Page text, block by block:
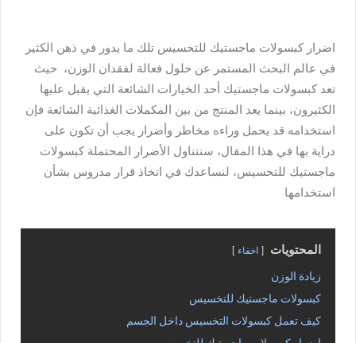
اضرار كبسولات ماجستيك للتخسيس تلك ما يدور في ذهن الكثير
في عالم البحث المستمر عن حلول فعالة لفقدان الوزن، حيث
تعد كبسولات ماجستيك أحد الخيارات الشائعة التي يقبل عليها
الكثيرون، بينما يعد المنتج من بين المكملات الغذائية الشائعة فإن
استخدامه قد يحمل وراءه مخاطر وأضرار يجب أن تكون على
دراية بها في هذا المقال، سنتناول الأضرار المحتملة كبسولات
ماجستيك للتخسيس، لنساعدك في اتخاذ قرار مدروس بشأن
استخدامها
المحتويات اخفاء
زيادة الوزن
كبسولات ماجستيك للتخسيس
كيف تعمل كبسولات التخسيس داخل الجسم